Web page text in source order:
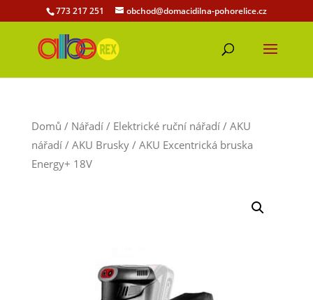
773 217 251 obchod@domacidilna-pohorelice.cz
Domů / Nářadí/ Elektrické ruční nářadí/ AKU
nářadí/ AKU Brusky/ AKU Excentrická bruska
Energy+ 18V